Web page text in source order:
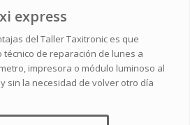
express
del Taller Taxitronic es que
de reparación de lunes a
impresora o módulo luminoso al
sin la necesidad de volver otro día